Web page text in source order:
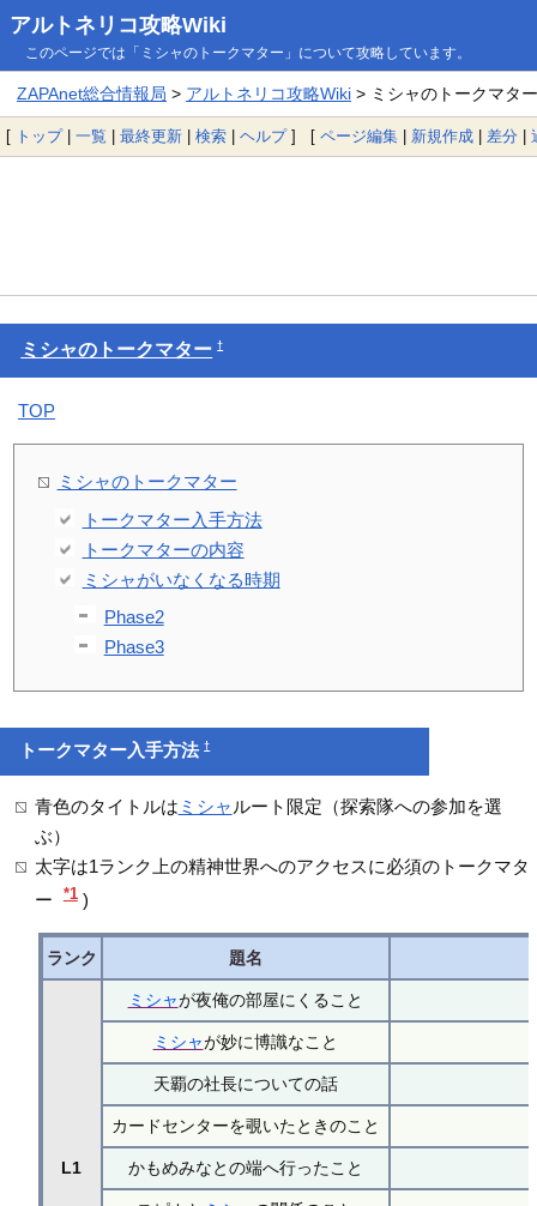
アルトネリコ攻略Wiki
このページでは「ミシャのトークマター」について攻略しています。
ZAPAnet総合情報局 > アルトネリコ攻略Wiki> ミシャのトークマター
[ トップ| 一覧 | 最終更新 | 検索 | ヘルプ] [ ページ編集 | 新規作成 | 差分 |
ミシャのトークマター †
TOP
ミシャのトークマター
トークマター入手方法
トークマターの内容
ミシャがいなくなる時期
Phase2
Phase3
トークマター入手方法†
青色のタイトルは ミシャ ルート限定（探索隊への参加を選
ぶ）
太字は1ランク上の精神世界へのアクセスに必須のトークマタ
ー
*1 )
ランク 題名
L1
ミシャが夜俺の部屋にくること
ミシャが妙に博識なこと
天覇の社長についての話
カードセンターを覗いたときのこと
かもめみなとの端へ行ったこと